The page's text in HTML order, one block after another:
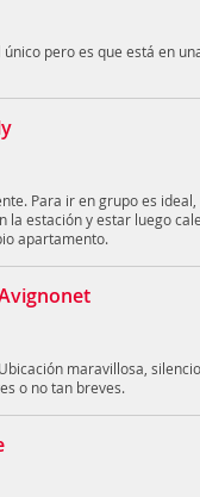
pero es que está en
Para ir en grupo es
la estación y estar luego
apartamento.
maravillosa,
o no tan breves.